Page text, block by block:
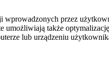
przez
także
lub urządzeniu